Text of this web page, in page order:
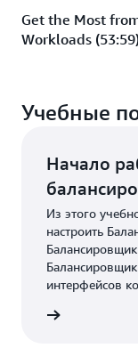
Get the Most
Workloads
Учебные
Начало
Из этого
настроить
интерфейсов